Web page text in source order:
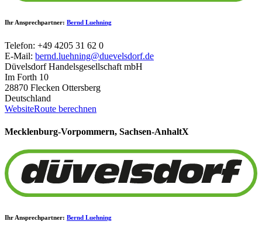
Ihr Ansprechpartner: Bernd Luehning
Telefon: +49 4205 31 62 0
E-Mail: bernd.luehning@duevelsdorf.de
Düvelsdorf Handelsgesellschaft mbH
Im Forth 10
28870 Flecken Ottersberg
Deutschland
WebsiteRoute berechnen
Mecklenburg-Vorpommern, Sachsen-AnhaltX
Ihr Ansprechpartner: Bernd Luehning